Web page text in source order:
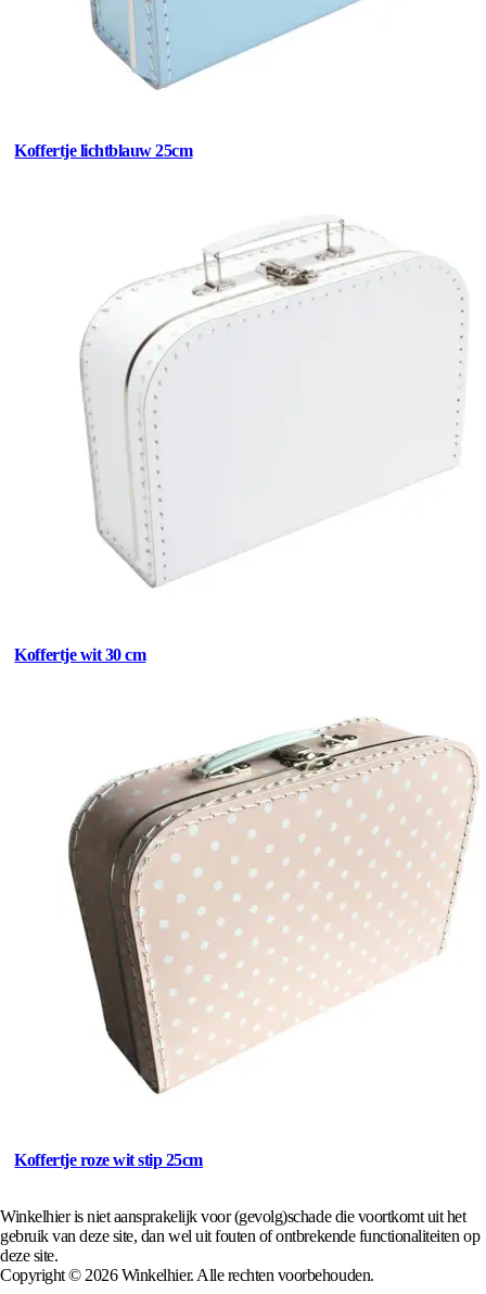
Koffertje lichtblauw 25cm
Koffertje wit 30 cm
Koffertje roze wit stip 25cm
Winkelhier is niet aansprakelijk voor (gevolg)schade die voortkomt uit het
gebruik van deze site, dan wel uit fouten of ontbrekende functionaliteiten op
deze site.
Copyright © 2026 Winkelhier. Alle rechten voorbehouden.